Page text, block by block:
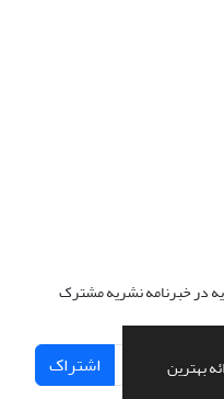
بهترین
در خبرنامه نشریه مشترک
اشتراک